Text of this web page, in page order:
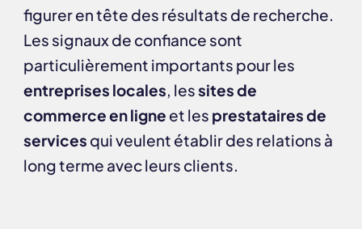
figurer en tête des résultats de recherche.
Les signaux de confiance sont
particulièrement importants pour les
entreprises locales, lessites de
commerce en ligne et les prestataires de
services qui veulent établir des relations à
long terme avec leurs clients.